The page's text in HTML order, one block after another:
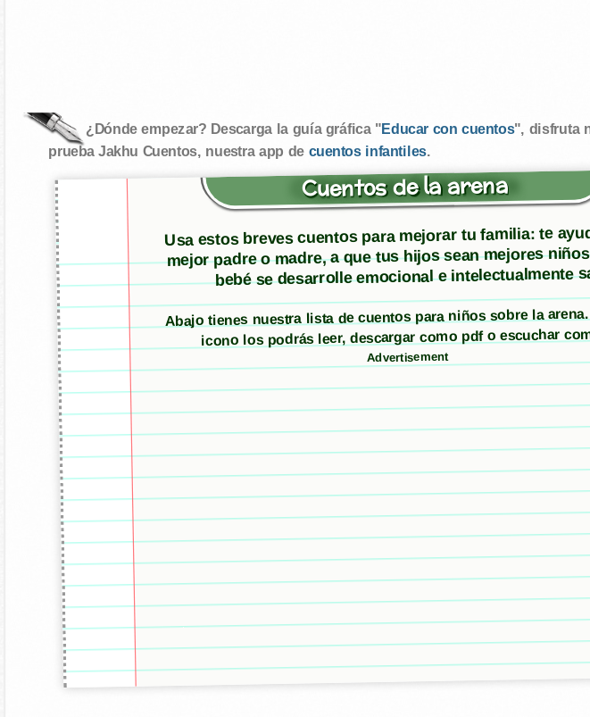
¿Dónde empezar? Descarga la guía gráfica "Educar con cuentos", disfruta
prueba Jakhu Cuentos, nuestra app de cuentos infantiles.
Cuentos de la arena
Usa estos breves cuentos para mejorar tu familia: te
mejor padre o madre, a que tus hijos sean mejores
bebé se desarrolle emocional e intelectualmente
Abajo tienes nuestra lista de cuentos para niños sobre la
icono los podrás leer, descargar como pdf o escuchar
Advertisement